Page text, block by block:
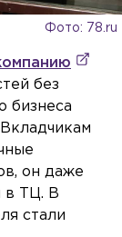
Фото: 78.ru
без
бизнеса
он даже
в ТЦ. В
стали